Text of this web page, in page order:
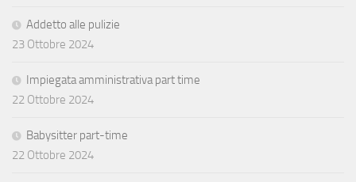
Addetto alle pulizie
23 Ottobre 2024
Impiegata amministrativa part time
22 Ottobre 2024
Babysitter part-time
22 Ottobre 2024